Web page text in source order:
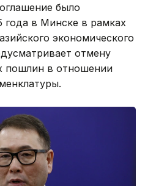
было
года в Минске в рамках
экономического
отмену
пошлин в отношении